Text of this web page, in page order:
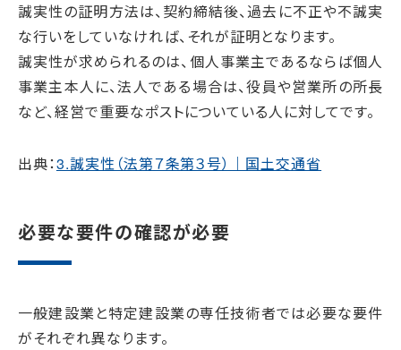
誠実性の証明方法は、契約締結後、過去に不正や不誠実
な行いをしていなければ、それが証明となります。
誠実性が求められるのは、個人事業主であるならば個人
事業主本人に、法人である場合は、役員や営業所の所長
など、経営で重要なポストについている人に対してです。
出典：3.誠実性（法第７条第３号）｜国土交通省
必要な要件の確認が必要
一般建設業と特定建設業の専任技術者では必要な要件
がそれぞれ異なります。